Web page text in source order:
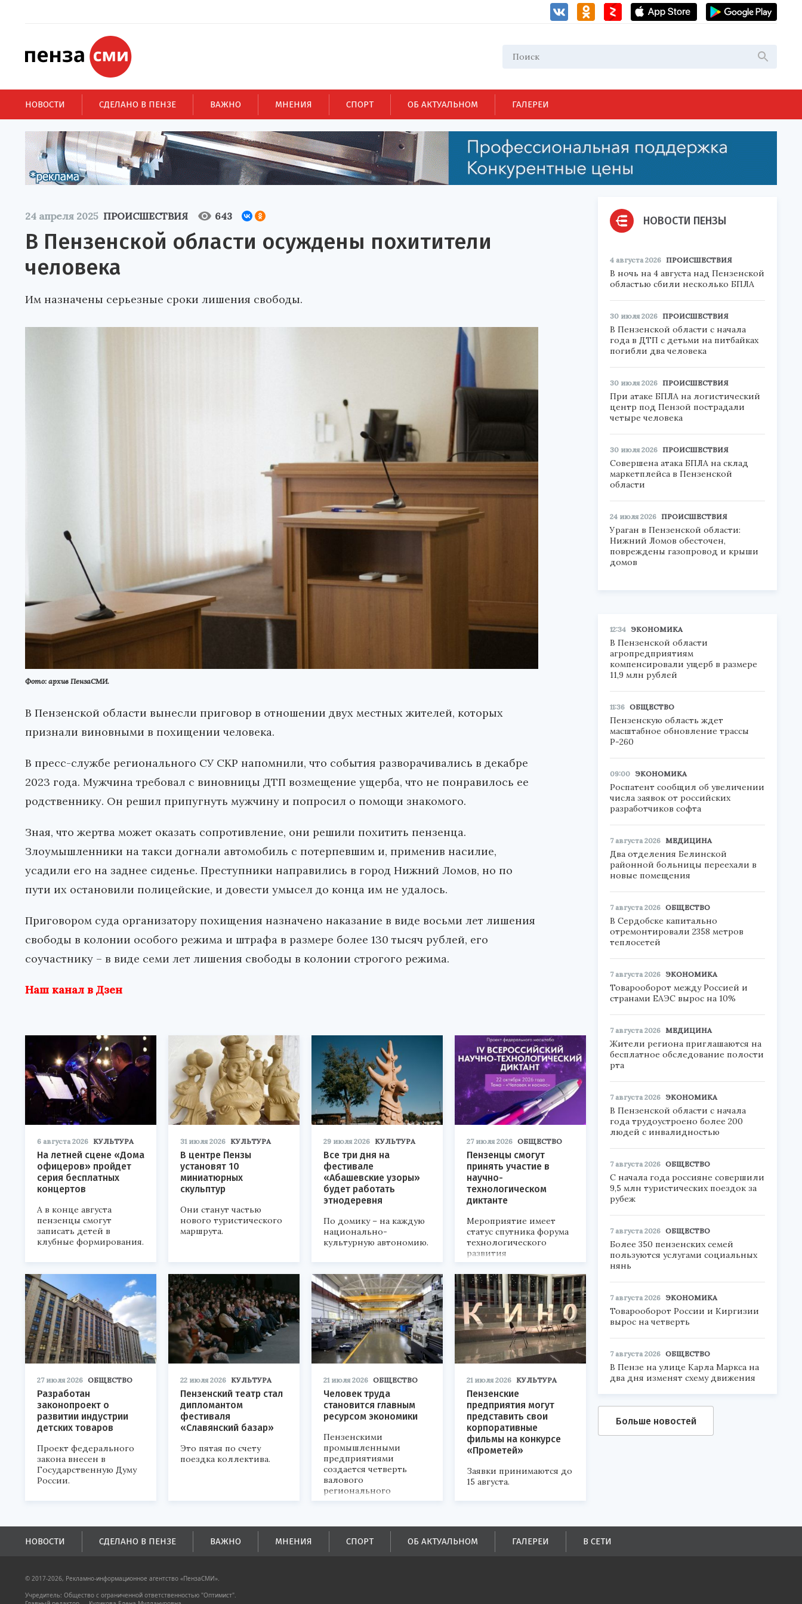
НОВОСТИ СДЕЛАНО В ПЕНЗЕ ВАЖНО МНЕНИЯ СПОРТ ОБ АКТУАЛЬНОМ ГАЛЕРЕИ
24 апреля 2025 ПРОИСШЕСТВИЯ 643
В Пензенской области осуждены похитители
человека
Им назначены серьезные сроки лишения свободы.
Фото: архив ПензаСМИ.
В Пензенской области вынесли приговор в отношении двух местных жителей, которых
признали виновными в похищении человека.
В пресс-службе регионального СУ СКР напомнили, что события разворачивались в декабре
2023 года. Мужчина требовал с виновницы ДТП возмещение ущерба, что не понравилось ее
родственнику. Он решил припугнуть мужчину и попросил о помощи знакомого.
Зная, что жертва может оказать сопротивление, они решили похитить пензенца.
Злоумышленники на такси догнали автомобиль с потерпевшим и, применив насилие,
усадили его на заднее сиденье. Преступники направились в город Нижний Ломов, но по
пути их остановили полицейские, и довести умысел до конца им не удалось.
Приговором суда организатору похищения назначено наказание в виде восьми лет лишения
свободы в колонии особого режима и штрафа в размере более 130 тысяч рублей, его
соучастнику – в виде семи лет лишения свободы в колонии строгого режима.
Наш канал в Дзен
6 августа 2026 КУЛЬТУРА
На летней сцене «Дома
офицеров» пройдет
серия бесплатных
концертов
А в конце августа
пензенцы смогут
записать детей в
клубные формирования.
31 июля 2026 КУЛЬТУРА
В центре Пензы
установят 10
миниатюрных
скульптур
Они станут частью
нового туристического
маршрута.
29 июля 2026 КУЛЬТУРА
Все три дня на
фестивале
«Абашевские узоры»
будет работать
этнодеревня
По домику – на каждую
национально-
культурную автономию.
27 июля 2026 ОБЩЕСТВО
Пензенцы смогут
принять участие в
научно-
технологическом
диктанте
Мероприятие имеет
статус спутника форума
технологического
развития
«Технопром-2026».
27 июля 2026 ОБЩЕСТВО
Разработан
законопроект о
развитии индустрии
детских товаров
Проект федерального
закона внесен в
Государственную Думу
России.
22 июля 2026 КУЛЬТУРА
Пензенский театр стал
дипломантом
фестиваля
«Славянский базар»
Это пятая по счету
поездка коллектива.
21 июля 2026 ОБЩЕСТВО
Человек труда
становится главным
ресурсом экономики
Пензенскими
промышленными
предприятиями
создается четверть
валового
регионального
продукта и
поступлений в
бюджеты всех уровней.
21 июля 2026 КУЛЬТУРА
Пензенские
предприятия могут
представить свои
корпоративные
фильмы на конкурсе
«Прометей»
Заявки принимаются до
15 августа.
НОВОСТИ ПЕНЗЫ
4 августа 2026 ПРОИСШЕСТВИЯ
В ночь на 4 августа над Пензенской
областью сбили несколько БПЛА
30 июля 2026 ПРОИСШЕСТВИЯ
В Пензенской области с начала
года в ДТП с детьми на питбайках
погибли два человека
30 июля 2026 ПРОИСШЕСТВИЯ
При атаке БПЛА на логистический
центр под Пензой пострадали
четыре человека
30 июля 2026 ПРОИСШЕСТВИЯ
Совершена атака БПЛА на склад
маркетплейса в Пензенской
области
24 июля 2026 ПРОИСШЕСТВИЯ
Ураган в Пензенской области:
Нижний Ломов обесточен,
повреждены газопровод и крыши
домов
12:34 ЭКОНОМИКА
В Пензенской области
агропредприятиям
компенсировали ущерб в размере
11,9 млн рублей
11:36 ОБЩЕСТВО
Пензенскую область ждет
масштабное обновление трассы
Р-260
09:00 ЭКОНОМИКА
Роспатент сообщил об увеличении
числа заявок от российских
разработчиков софта
7 августа 2026 МЕДИЦИНА
Два отделения Белинской
районной больницы переехали в
новые помещения
7 августа 2026 ОБЩЕСТВО
В Сердобске капитально
отремонтировали 2358 метров
теплосетей
7 августа 2026 ЭКОНОМИКА
Товарооборот между Россией и
странами ЕАЭС вырос на 10%
7 августа 2026 МЕДИЦИНА
Жители региона приглашаются на
бесплатное обследование полости
рта
7 августа 2026 ЭКОНОМИКА
В Пензенской области с начала
года трудоустроено более 200
людей с инвалидностью
7 августа 2026 ОБЩЕСТВО
С начала года россияне совершили
9,5 млн туристических поездок за
рубеж
7 августа 2026 ОБЩЕСТВО
Более 350 пензенских семей
пользуются услугами социальных
нянь
7 августа 2026 ЭКОНОМИКА
Товарооборот России и Киргизии
вырос на четверть
7 августа 2026 ОБЩЕСТВО
В Пензе на улице Карла Маркса на
два дня изменят схему движения
Больше новостей
НОВОСТИ СДЕЛАНО В ПЕНЗЕ ВАЖНО МНЕНИЯ СПОРТ ОБ АКТУАЛЬНОМ ГАЛЕРЕИ В СЕТИ
© 2017-2026, Рекламно-информационное агентство «ПензаСМИ».
Учредитель: Общество с ограниченной ответственностью "Оптимист".